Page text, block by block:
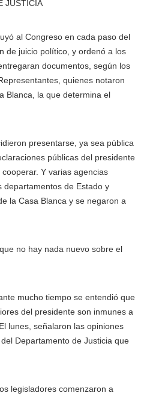
JUSTICIA
al Congreso en cada paso del
de juicio político, y ordenó a los
documentos, según los
quienes notaron
Blanca, la que determina el
presentarse, ya sea pública
públicas del presidente
Y varias agencias
departamentos de Estado y
la Casa Blanca y se negaron a
no hay nada nuevo sobre el
mucho tiempo se entendió que
del presidente son inmunes a
lunes, señalaron las opiniones
Departamento de Justicia que
legisladores comenzaron a